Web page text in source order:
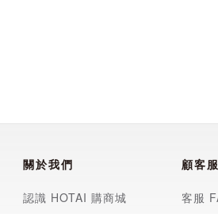
關於我們
認識 HOTAI 購商城
顧客
客服